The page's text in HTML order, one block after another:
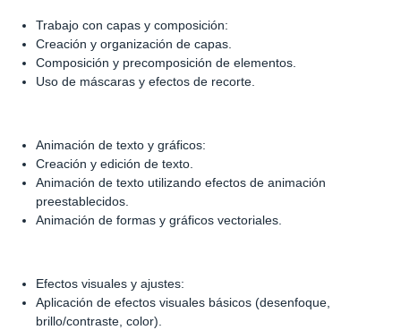
Trabajo con capas y composición:
Creación y organización de capas.
Composición y precomposición de elementos.
Uso de máscaras y efectos de recorte.
Animación de texto y gráficos:
Creación y edición de texto.
Animación de texto utilizando efectos de animación
preestablecidos.
Animación de formas y gráficos vectoriales.
Efectos visuales y ajustes:
Aplicación de efectos visuales básicos (desenfoque,
brillo/contraste, color).